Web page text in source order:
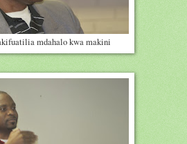
mdahalo kwa makini